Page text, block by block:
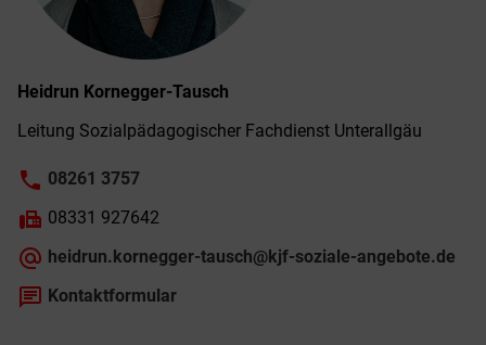
Heidrun Kornegger-Tausch
Leitung Sozialpädagogischer Fachdienst Unterallgäu
phone 08261 3757
fax 08331 927642
alternate_email heidrun.kornegger-tausch@kjf-soziale-angebote.de
chat Kontaktformular